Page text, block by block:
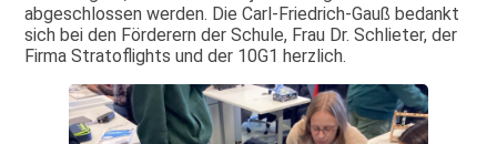
abgeschlossen werden. Die Carl-Friedrich-Gauß bedankt
sich bei den Förderern der Schule, Frau Dr. Schlieter, der
Firma Stratoflights und der 10G1 herzlich.